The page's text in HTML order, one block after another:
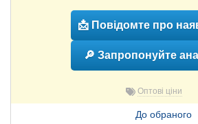
📩 Повідомте про
🔎 Запропонуйте
Оптові ціни
До обраного